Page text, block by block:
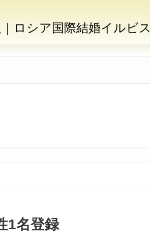
ロシア国際結婚イルビス
1名登録